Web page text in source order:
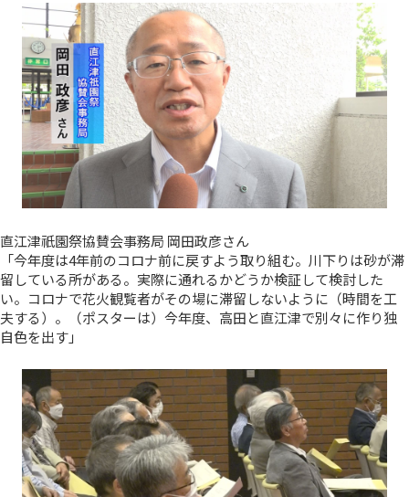
直江津祇園祭協賛会事務局 岡田政彦さん
「今年度は4年前のコロナ前に戻すよう取り組む。川下りは砂が滞
留している所がある。実際に通れるかどうか検証して検討した
い。コロナで花火観覧者がその場に滞留しないように（時間を工
夫する）。（ポスターは）今年度、高田と直江津で別々に作り独
自色を出す」